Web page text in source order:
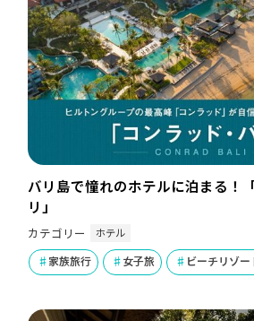
バリ島で憧れのホテルに泊まる！
リ」
カテゴリー ホテル
家族旅行 女子旅 ビーチリゾー